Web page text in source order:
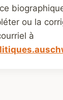
ou la
à